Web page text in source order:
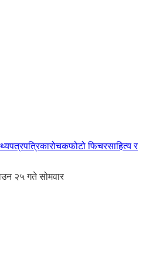
पत्रपत्रिकारोचकफोटो फिचरसाहित्य र
२५ गते सोमवार